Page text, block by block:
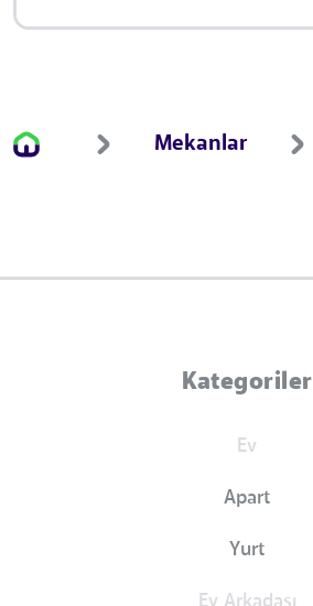
Mekanlar
Kategoriler
Ev
Apart
Yurt
Ev Arkadaşı